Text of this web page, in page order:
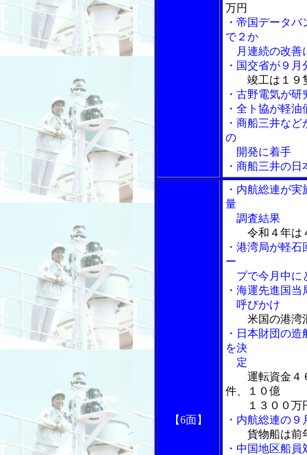
万円
・帝国データ
で２か
月連続の改善
・国交省が９
竣工は１９
・古野電気が研
・全ト協が軽
・商船三井な
の
開発に着手
・商船三井の
【6面】
・内航総連が
量
調査結果
令和４年は
・港湾局が軽
ー
プで今月中に
・海運先進国
呼びかけ
米国の港湾
・日本財団の
を決
定
運転資金４
件、１０億
１３００万
・内航総連の
貨物船は前
・中国地区船